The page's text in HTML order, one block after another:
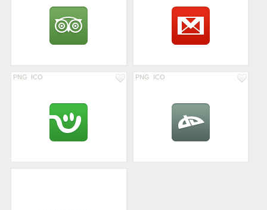
PNG ICO PNG ICO